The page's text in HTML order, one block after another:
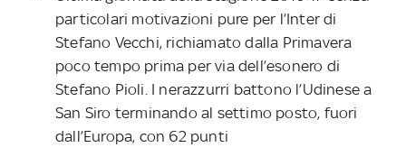
particolari motivazioni pure per l’Inter di
Stefano Vecchi, richiamato dalla Primavera
poco tempo prima per via dell’esonero di
Stefano Pioli. I nerazzurri battono l’Udinese a
San Siro terminando al settimo posto, fuori
dall’Europa, con 62 punti